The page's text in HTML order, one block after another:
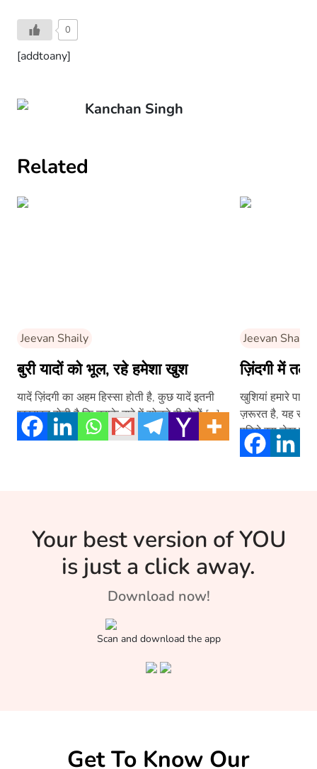
0
[addtoany]
Kanchan Singh
Related
Jeevan Shaily
बुरी यादों को भूल, रहे हमेशा खुश
यादें ज़िंदगी का अहम हिस्सा होती है, कुछ यादें इतनी
खूबसूरत होती है कि उसके बारे में सोचते ही होठों […]
Jeevan Shaily
ज़िंदगी में
खुशियां हमारे पास
ज़रूरत है, यह
पढ़िये इस लेख में –
Your best version of YOU
is just a click away.
Download now!
Scan and download the app
Get To Know Our